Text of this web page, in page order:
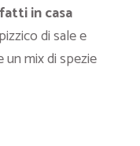
in casa
di sale e
mix di spezie